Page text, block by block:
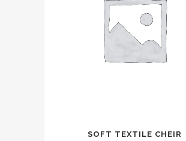
SOFT TEXTILE CHEIR